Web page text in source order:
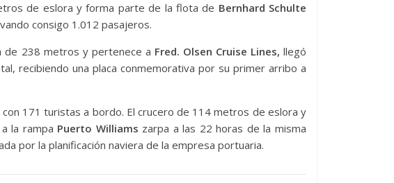
de eslora y forma parte de la flota de Bernhard Schulte
consigo 1.012 pasajeros.
de 238 metros y pertenece a Fred. Olsen Cruise Lines, llegó
recibiendo una placa conmemorativa por su primer arribo a
con 171 turistas a bordo. El crucero de 114 metros de eslora y
la rampa Puerto Williams zarpa a las 22 horas de la misma
por la planificación naviera de la empresa portuaria.